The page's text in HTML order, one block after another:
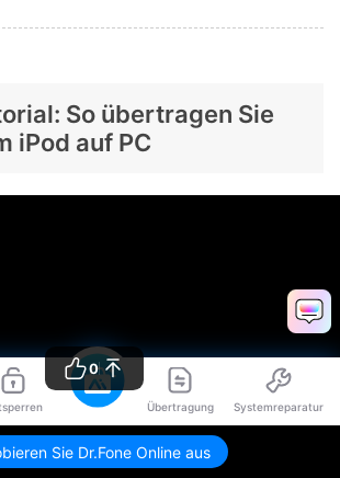
Übertragung Systemreparatur
Sie Dr.Fone Online aus
So übertragen Sie
iPod auf PC
0